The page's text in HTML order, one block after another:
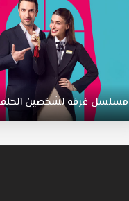
مسلسل غرفة لشخصين